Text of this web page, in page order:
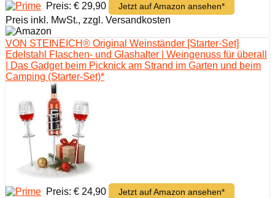
Preis: € 29,90 Jetzt auf Amazon ansehen*
Preis inkl. MwSt., zzgl. Versandkosten
VON STEINEICH® Original Weinständer [Starter-Set]
Edelstahl Flaschen- und Glashalter | Weingenuss für überall
| Das Gadget beim Picknick am Strand im Garten und beim
Camping (Starter-Set)*
Preis: € 24,90 Jetzt auf Amazon ansehen*